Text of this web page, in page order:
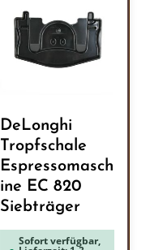
DeLonghi
Tropfschale
Espressomasch
ine EC 820
Siebträger
Sofort verfügbar,